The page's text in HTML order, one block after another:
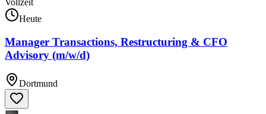
Heute
Manager Transactions, Restructuring & CFO
Advisory (m/w/d)
Dortmund